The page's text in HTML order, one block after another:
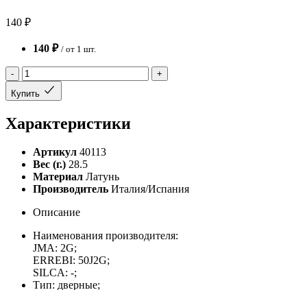
140 ₽
140 ₽ / от 1 шт.
-
+
Купить
Характеристики
Артикул 40113
Вес (г.) 28.5
Материал Латунь
Производитель Италия/Испания
Описание
Наименования производителя:
JMA: 2G;
ERREBI: 50J2G;
SILCA: -;
Тип: дверные;